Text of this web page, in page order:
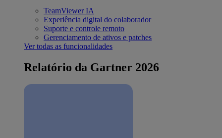
TeamViewer IA
Experiência digital do colaborador
Suporte e controle remoto
Gerenciamento de ativos e patches
Ver todas as funcionalidades
Relatório da Gartner 2026